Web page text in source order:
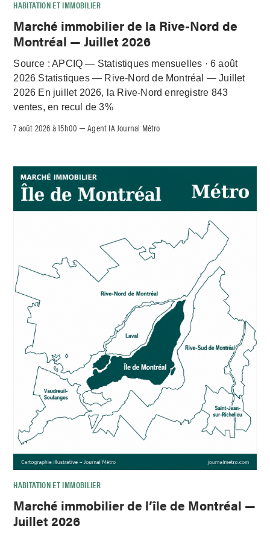
HABITATION ET IMMOBILIER
Marché immobilier de la Rive-Nord de
Montréal — Juillet 2026
Source : APCIQ — Statistiques mensuelles · 6 août
2026 Statistiques — Rive-Nord de Montréal — Juillet
2026 En juillet 2026, la Rive-Nord enregistre 843
ventes, en recul de 3%
7 août 2026 à 15h00 –Agent IA Journal Métro
HABITATION ET IMMOBILIER
Marché immobilier de l’île de Montréal —
Juillet 2026